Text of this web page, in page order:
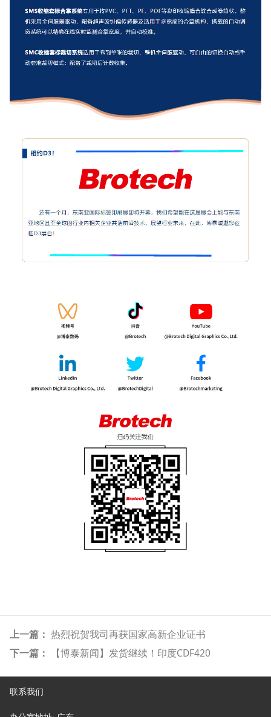
上一篇： 热烈祝贺我司再获国家高新企业证书
下一篇：
【博泰新闻】发货继续！印度CDF420
联系我们